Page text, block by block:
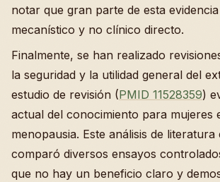
notar que gran parte de esta
mecanístico y no clínico directo.
Finalmente, se han realizado
la seguridad y la utilidad general del
estudio de revisión (PMID 11528359)
actual del conocimiento para mujeres
menopausia. Este análisis de literatura
comparó diversos ensayos
que no hay un beneficio claro y